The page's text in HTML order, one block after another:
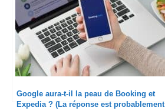
Google aura-t-il la peau de Booking et
Expedia ? (La réponse est probablement